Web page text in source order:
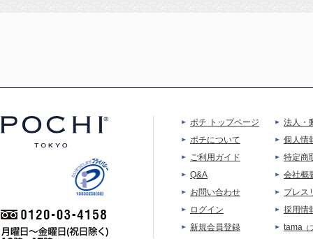
ポチ トップページ
ポチについて
ご利用ガイド
Q&A
お問い合わせ
ログイン
新規会員登録
法人・
個人情
特定商
会社概
プレス
採用情
tama